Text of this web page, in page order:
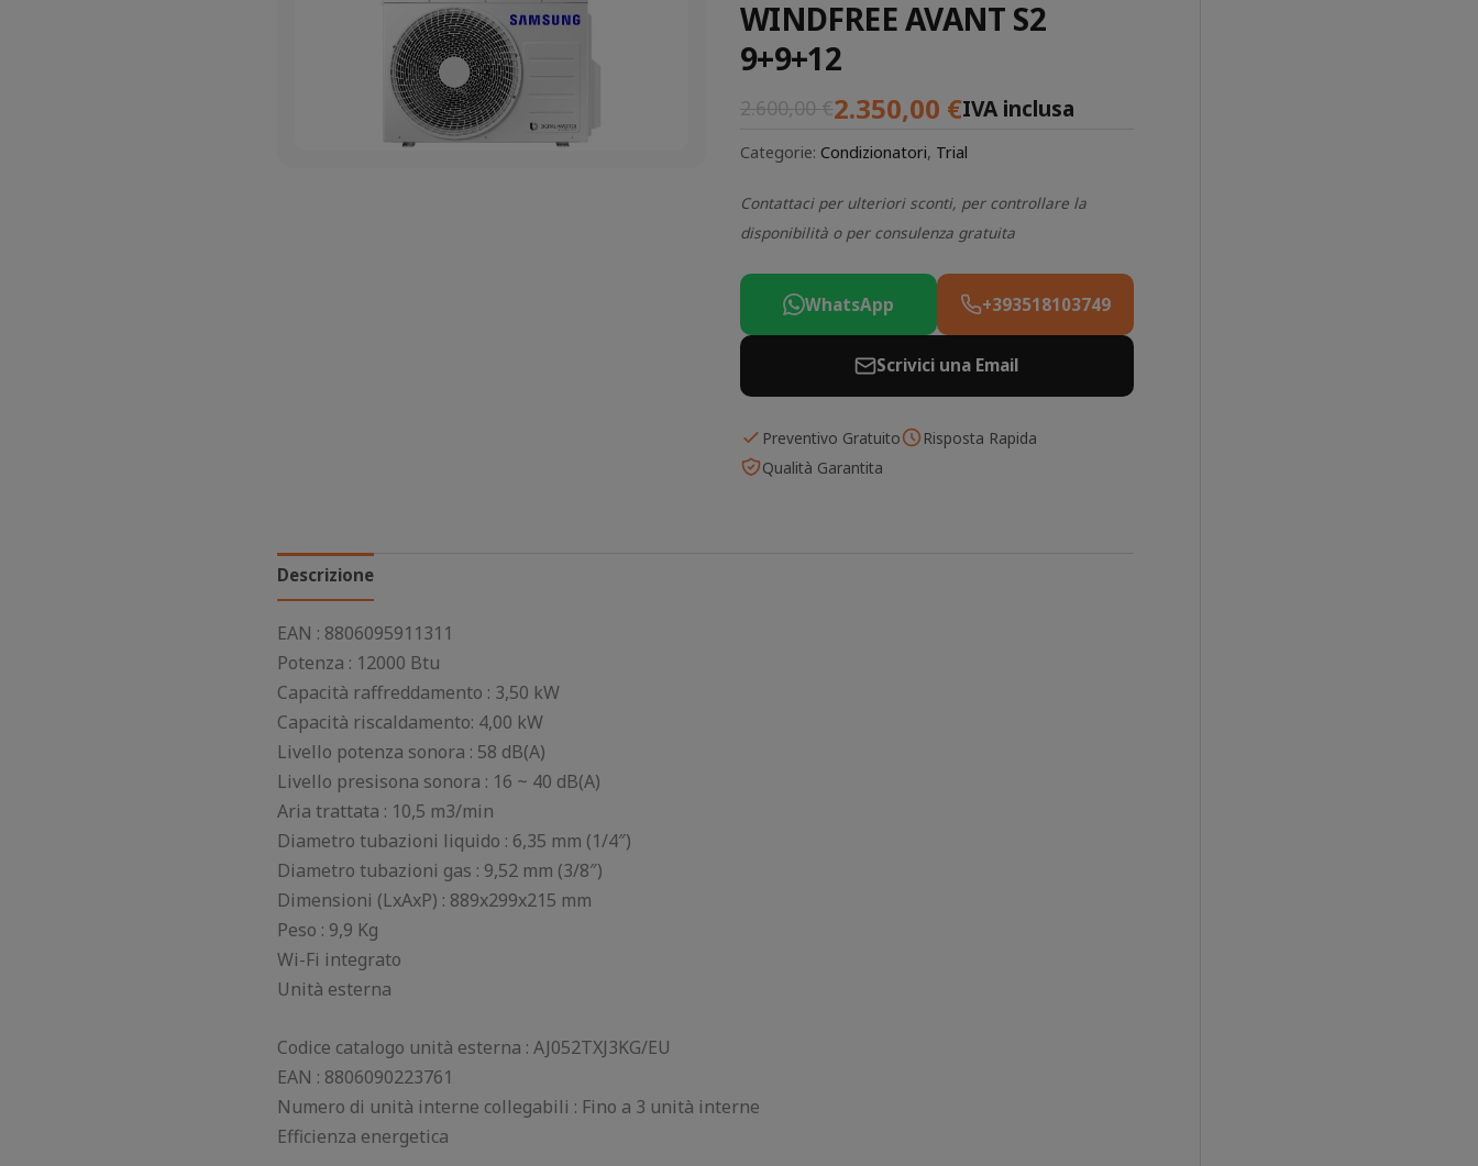
WINDFREE AVANT S2
9+9+12
2.600,00€2.350,00 €IVA inclusa
Categorie: Condizionatori, Trial
Contattaci per ulteriori sconti, per controllare la
disponibilità o per consulenza gratuita
WhatsApp +393518103749
Scrivici una Email
Preventivo Gratuito
Risposta Rapida
Qualità Garantita
Descrizione
EAN : 8806095911311
Potenza : 12000 Btu
Capacità raffreddamento : 3,50 kW
Capacità riscaldamento: 4,00 kW
Livello potenza sonora : 58 dB(A)
Livello presisona sonora : 16 ~ 40 dB(A)
Aria trattata : 10,5 m3/min
Diametro tubazioni liquido : 6,35 mm (1/4″)
Diametro tubazioni gas : 9,52 mm (3/8″)
Dimensioni (LxAxP) : 889x299x215 mm
Peso : 9,9 Kg
Wi-Fi integrato
Unità esterna
Codice catalogo unità esterna : AJ052TXJ3KG/EU
EAN : 8806090223761
Numero di unità interne collegabili : Fino a 3 unità interne
Efficienza energetica